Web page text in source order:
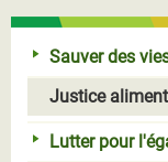
Sauver des
Justice
Lutter pour